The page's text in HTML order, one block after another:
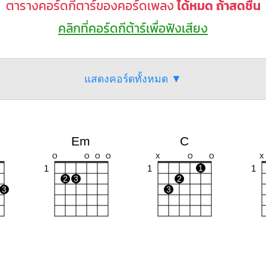
ตารางคอร์ดกีตาร์ของคอร์ดเพลงได้หมด ถ้าสดชื่น
คลิกที่คอร์ดกีต้าร์เพื่อฟังเสียง
แสดงคอร์ดทั้งหมด ▼
3
Em
O O O O
1
2 3
C
X O O
1
1
2
3
X
1